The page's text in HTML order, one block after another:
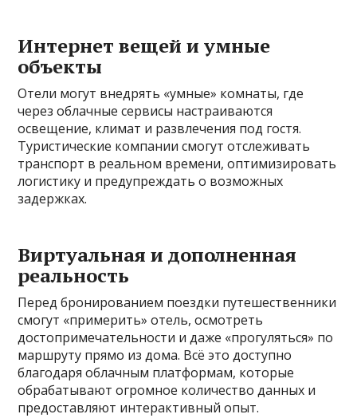
Интернет вещей и умные
объекты
Отели могут внедрять «умные» комнаты, где
через облачные сервисы настраиваются
освещение, климат и развлечения под гостя.
Туристические компании смогут отслеживать
транспорт в реальном времени, оптимизировать
логистику и предупреждать о возможных
задержках.
Виртуальная и дополненная
реальность
Перед бронированием поездки путешественники
смогут «примерить» отель, осмотреть
достопримечательности и даже «прогуляться» по
маршруту прямо из дома. Всё это доступно
благодаря облачным платформам, которые
обрабатывают огромное количество данных и
предоставляют интерактивный опыт.